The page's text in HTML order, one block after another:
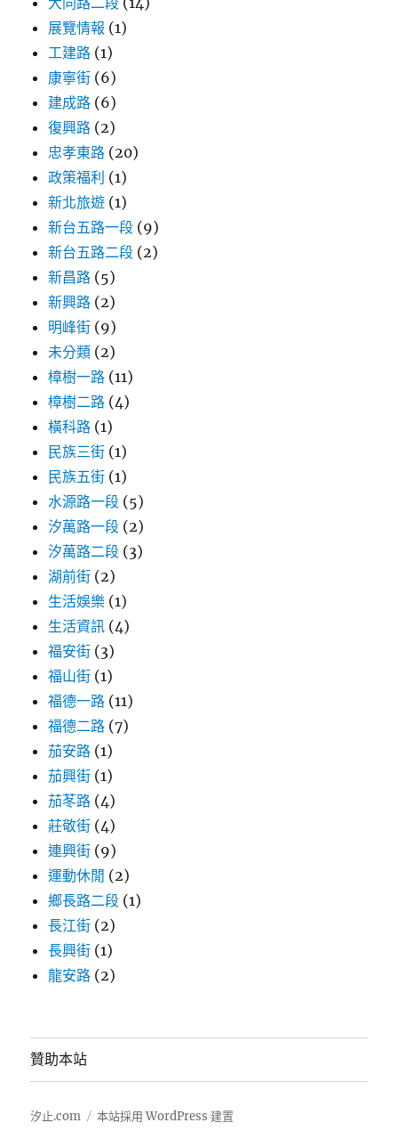
展覽情報 (1)
工建路 (1)
康寧街 (6)
建成路 (6)
復興路 (2)
忠孝東路 (20)
政策福利 (1)
新北旅遊 (1)
新台五路一段 (9)
新台五路二段 (2)
新昌路 (5)
新興路 (2)
明峰街 (9)
未分類 (2)
樟樹一路 (11)
樟樹二路 (4)
橫科路 (1)
民族三街 (1)
民族五街 (1)
水源路一段 (5)
汐萬路一段 (2)
汐萬路二段 (3)
湖前街 (2)
生活娛樂 (1)
生活資訊 (4)
福安街 (3)
福山街 (1)
福德一路 (11)
福德二路 (7)
茄安路 (1)
茄興街 (1)
茄苳路 (4)
莊敬街 (4)
連興街 (9)
運動休閒 (2)
鄉長路二段 (1)
長江街 (2)
長興街 (1)
龍安路 (2)
贊助本站
汐止.com 本站採用 WordPress 建置